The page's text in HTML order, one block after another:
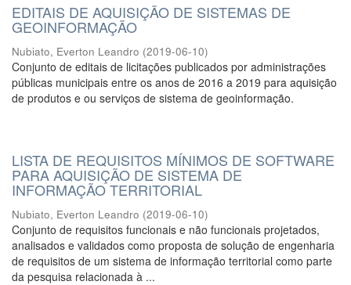
EDITAIS DE AQUISIÇÃO DE SISTEMAS DE
GEOINFORMAÇÃO
Nubiato, Everton Leandro (2019-06-10)
Conjunto de editais de licitações publicados por administrações
públicas municipais entre os anos de 2016 a 2019 para aquisição
de produtos e ou serviços de sistema de geoinformação.
LISTA DE REQUISITOS MÍNIMOS DE SOFTWARE
PARA AQUISIÇÃO DE SISTEMA DE
INFORMAÇÃO TERRITORIAL
Nubiato, Everton Leandro (2019-06-10)
Conjunto de requisitos funcionais e não funcionais projetados,
analisados e validados como proposta de solução de engenharia
de requisitos de um sistema de informação territorial como parte
da pesquisa relacionada à ...